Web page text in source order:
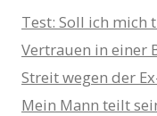
Test: Soll ich mich
Vertrauen in einer
Streit wegen der
Mein Mann teilt